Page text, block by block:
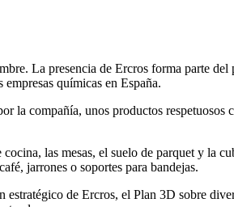
La presencia de Ercros forma parte
químicas en España.
la compañía, unos productos respetuosos
las mesas, el suelo de parquet y la
jarrones o soportes para bandejas.
de Ercros, el Plan 3D sobre